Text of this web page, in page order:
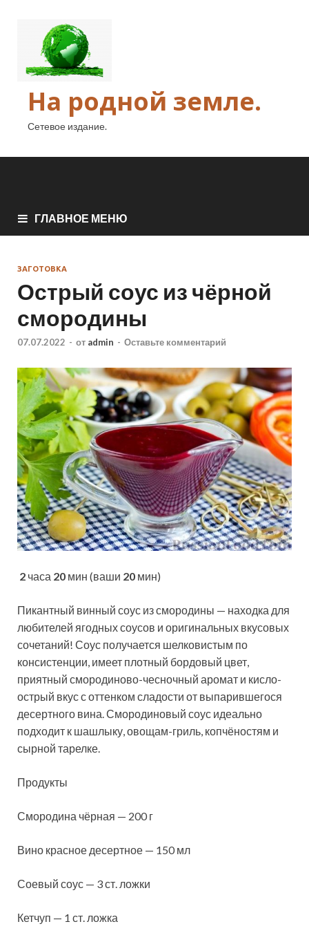
На родной земле.
Сетевое издание.
ГЛАВНОЕ МЕНЮ
ЗАГОТОВКА
Острый соус из чёрной
смородины
07.07.2022 - от admin - Оставьте комментарий
2 часа 20 мин (ваши 20 мин)
Пикантный винный соус из смородины — находка для
любителей ягодных соусов и оригинальных вкусовых
сочетаний! Соус получается шелковистым по
консистенции, имеет плотный бордовый цвет,
приятный смородиново-чесночный аромат и кисло-
острый вкус с оттенком сладости от выпарившегося
десертного вина. Смородиновый соус идеально
подходит к шашлыку, овощам-гриль, копчёностям и
сырной тарелке.
Продукты
Смородина чёрная — 200 г
Вино красное десертное — 150 мл
Соевый соус — 3 ст. ложки
Кетчуп — 1 ст. ложка